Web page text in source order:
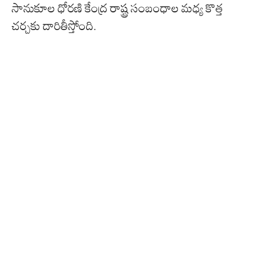
సానుకూల ధోరణి కేంద్ర రాష్ట్ర సంబంధాల మధ్య కొత్త
చర్చకు దారితీస్తోంది.